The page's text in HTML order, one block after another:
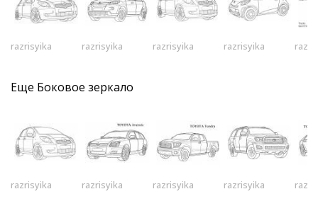
razrisyika razrisyika razrisyika razrisyika
Еще Боковое зеркало
razrisyika razrisyika razrisyika razrisyika